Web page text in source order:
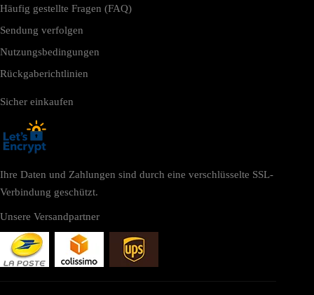
Häufig gestellte Fragen (FAQ)
Sendung verfolgen
Nutzungsbedingungen
Rückgaberichtlinien
Sicher einkaufen
Ihre Daten und Zahlungen sind durch eine verschlüsselte SSL-
Verbindung geschützt.
Unsere Versandpartner